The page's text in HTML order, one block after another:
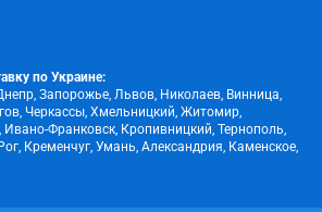
по Украине:
Запорожье, Львов, Николаев, Винница,
Черкассы, Хмельницкий, Житомир,
Франковск, Кропивницкий, Тернополь,
Кременчуг, Умань, Александрия, Каменское,